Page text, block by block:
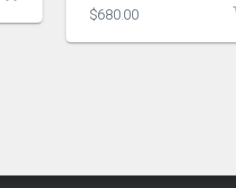
$680.00